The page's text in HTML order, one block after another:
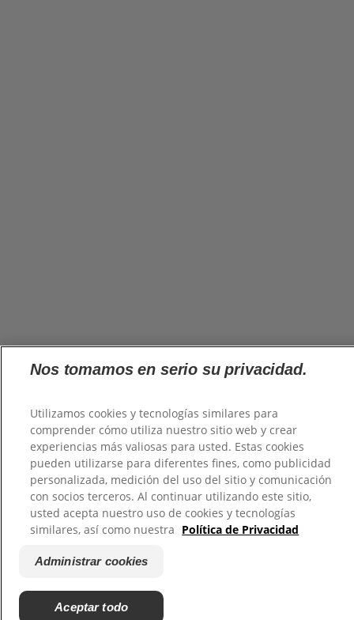
Nos tomamos en serio su privacidad.
Utilizamos cookies y tecnologías similares para
comprender cómo utiliza nuestro sitio web y crear
experiencias más valiosas para usted. Estas cookies
pueden utilizarse para diferentes fines, como publicidad
personalizada, medición del uso del sitio y comunicación
con socios terceros. Al continuar utilizando este sitio,
usted acepta nuestro uso de cookies y tecnologías
similares, así como nuestra Política de Privacidad
Administrar cookies
Aceptar todo